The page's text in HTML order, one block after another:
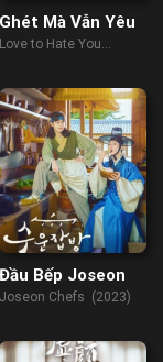
Ghét Mà Vẫn Yêu
Love to Hate You
Đầu Bếp Joseon
Joseon Chefs (2023)